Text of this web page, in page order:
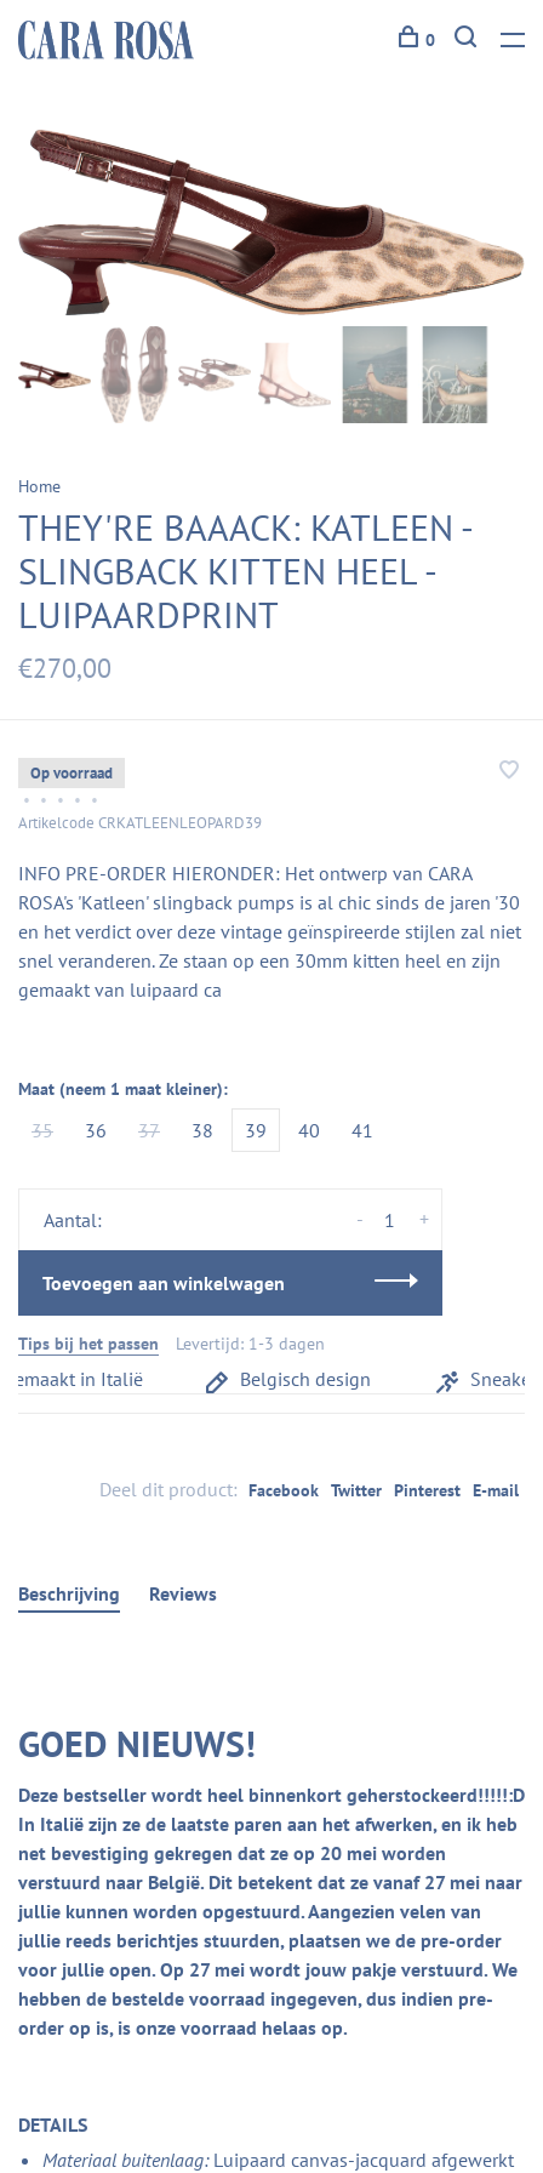
0
Home
THEY'RE BAAACK: KATLEEN -
SLINGBACK KITTEN HEEL -
LUIPAARDPRINT
€270,00
Op voorraad
• • • • •
Artikelcode CRKATLEENLEOPARD39
INFO PRE-ORDER HIERONDER: Het ontwerp van CARA
ROSA's 'Katleen' slingback pumps is al chic sinds de jaren '30
en het verdict over deze vintage geïnspireerde stijlen zal niet
snel veranderen. Ze staan op een 30mm kitten heel en zijn
gemaakt van luipaard ca
Maat (neem 1 maat kleiner):
35 36 37 38 39 40 41
Aantal: +
-
Toevoegen aan winkelwagen
Tips bij het passen Levertijd: 1-3 dagen
in Italië Belgisch design
Deel dit product: Facebook Twitter Pinterest E-mail
Beschrijving Reviews
GOED NIEUWS!
Deze bestseller wordt heel binnenkort geherstockeerd!!!!!:D
In Italië zijn ze de laatste paren aan het afwerken, en ik heb
net bevestiging gekregen dat ze op 20 mei worden
verstuurd naar België. Dit betekent dat ze vanaf 27 mei naar
jullie kunnen worden opgestuurd. Aangezien velen van
jullie reeds berichtjes stuurden, plaatsen we de pre-order
voor jullie open. Op 27 mei wordt jouw pakje verstuurd. We
hebben de bestelde voorraad ingegeven, dus indien pre-
order op is, is onze voorraad helaas op.
DETAILS
Materiaal buitenlaag: Luipaard canvas-jacquard afgewerkt